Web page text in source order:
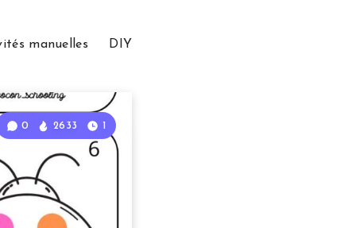
manuelles DIY
0 2633 1